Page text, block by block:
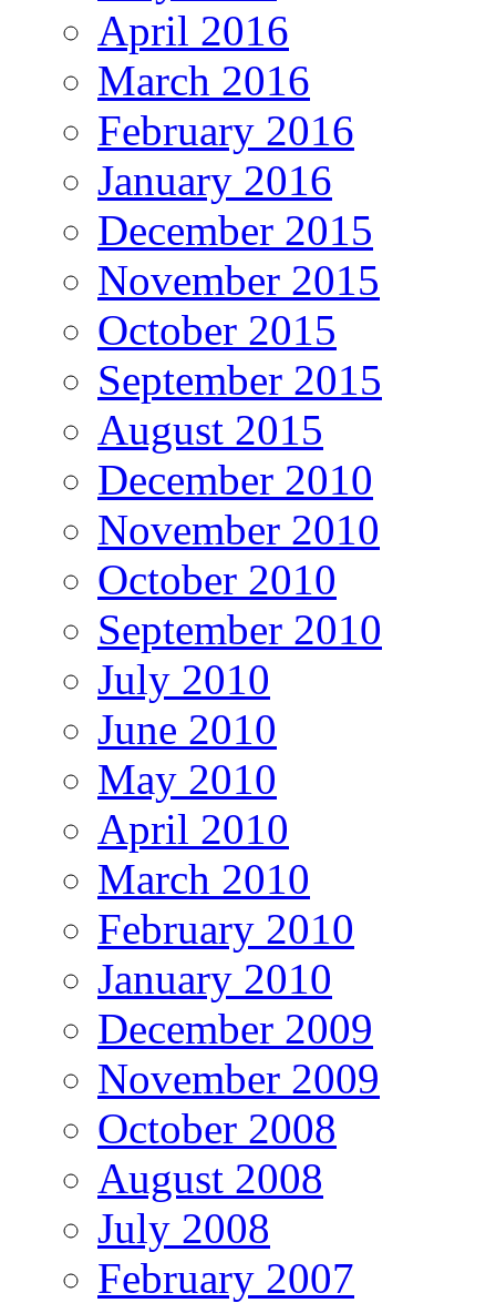
April 2016
March 2016
February 2016
January 2016
December 2015
November 2015
October 2015
September 2015
August 2015
December 2010
November 2010
October 2010
September 2010
July 2010
June 2010
May 2010
April 2010
March 2010
February 2010
January 2010
December 2009
November 2009
October 2008
August 2008
July 2008
February 2007